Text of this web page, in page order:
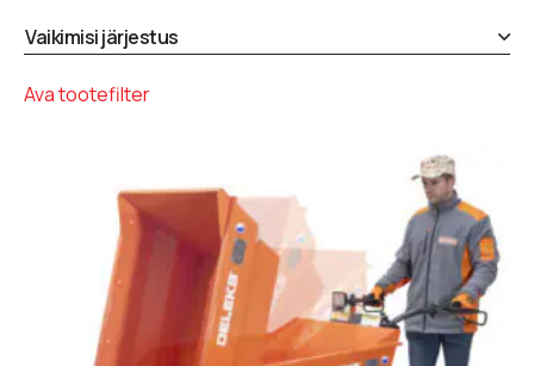
Ava tootefilter